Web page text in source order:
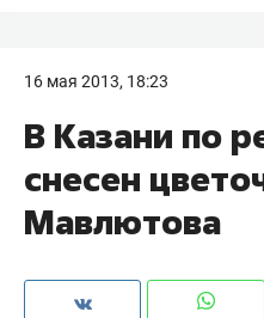
16 мая 2013, 18:23
В Казани по
снесен
Мавлютова